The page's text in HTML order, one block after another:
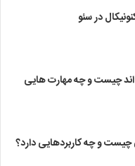
در سئو
اند چیست و چه مهارت هایی
چیست و چه کاربردهایی دارد؟